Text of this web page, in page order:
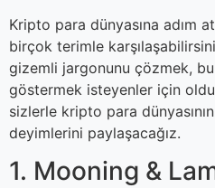
Kripto para dünyasına adım
birçok terimle
gizemli jargonunu çözmek,
göstermek isteyenler için
sizlerle kripto para
deyimlerini paylaşacağız.
1. Mooning &